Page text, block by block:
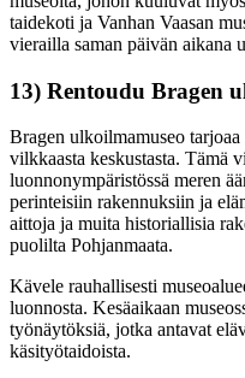
taidekoti ja Vanhan Vaasan
vierailla saman päivän aikana
13) Rentoudu Bragen
Bragen ulkoilmamuseo
vilkkaasta keskustasta. Tämä
luonnonympäristössä meren
perinteisiin rakennuksiin ja
aittoja ja muita historiallisia
puolilta Pohjanmaata.
Kävele rauhallisesti
luonnosta. Kesäaikaan
työnäytöksiä, jotka antavat
käsityötaidoista.